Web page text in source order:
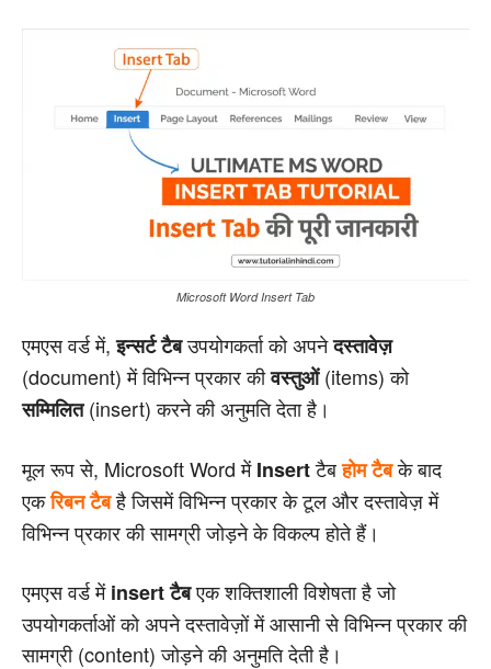
Microsoft Word Insert Tab
एमएस वर्ड में,इन्सर्ट टैबउपयोगकर्ता को अपनेदस्तावेज़
(document) में विभिन्न प्रकार कीवस्तुओं(items) को
सम्मिलित(insert) करने की अनुमति देता है।
मूल रूप से, Microsoft Word मेंInsertटैबहोम टैबके बाद
एकरिबन टैबहै जिसमें विभिन्न प्रकार के टूल और दस्तावेज़ में
विभिन्न प्रकार की सामग्री जोड़ने के विकल्प होते हैं।
एमएस वर्ड मेंinsert टैबएक शक्तिशाली विशेषता है जो
उपयोगकर्ताओं को अपने दस्तावेज़ों में आसानी से विभिन्न प्रकार की
सामग्री (content) जोड़ने की अनुमति देती है।